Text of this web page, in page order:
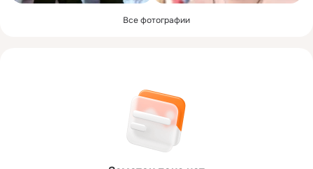
Все фотографии